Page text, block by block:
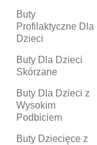
Buty
Profilaktyczne Dla
Dzieci
Buty Dla Dzieci
Skórzane
Buty Dla Dzieci z
Wysokim
Podbiciem
Buty Dziecięce z